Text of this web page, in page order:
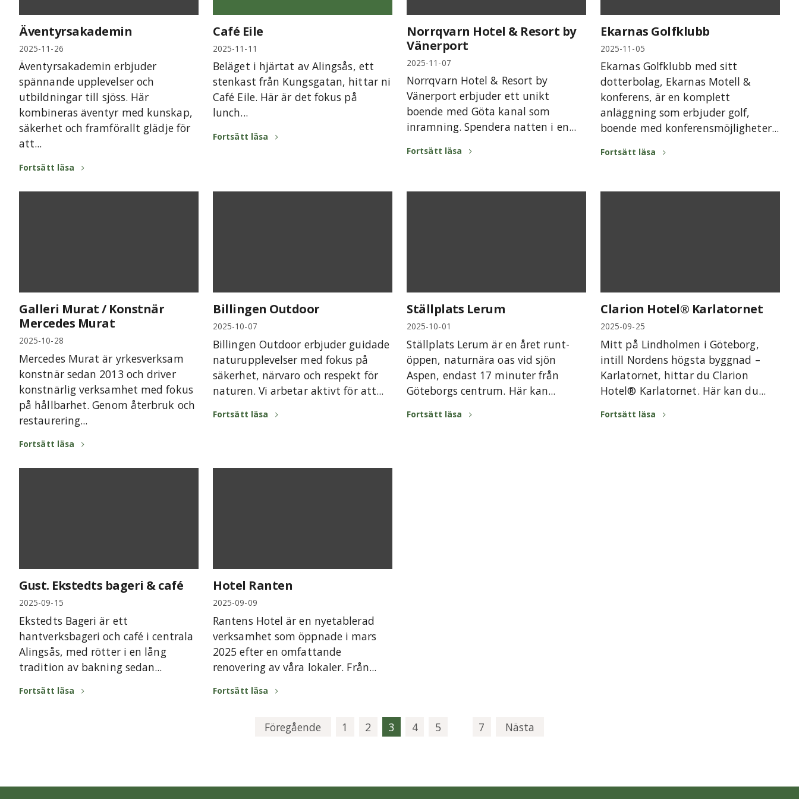
Äventyrsakademin
2025-11-26
Äventyrsakademin erbjuder
spännande upplevelser och
utbildningar till sjöss. Här
kombineras äventyr med kunskap,
säkerhet och framförallt glädje för
att...
Fortsätt läsa
Café Eile
2025-11-11
Beläget i hjärtat av Alingsås, ett
stenkast från Kungsgatan, hittar ni
Café Eile. Här är det fokus på
lunch...
Fortsätt läsa
Norrqvarn Hotel & Resort by
Vänerport
2025-11-07
Norrqvarn Hotel & Resort by
Vänerport erbjuder ett unikt
boende med Göta kanal som
inramning. Spendera natten i en...
Fortsätt läsa
Ekarnas Golfklubb
2025-11-05
Ekarnas Golfklubb med sitt
dotterbolag, Ekarnas Motell &
konferens, är en komplett
anläggning som erbjuder golf,
boende med konferensmöjligheter...
Fortsätt läsa
Galleri Murat / Konstnär
Mercedes Murat
2025-10-28
Mercedes Murat är yrkesverksam
konstnär sedan 2013 och driver
konstnärlig verksamhet med fokus
på hållbarhet. Genom återbruk och
restaurering...
Fortsätt läsa
Billingen Outdoor
2025-10-07
Billingen Outdoor erbjuder guidade
naturupplevelser med fokus på
säkerhet, närvaro och respekt för
naturen. Vi arbetar aktivt för att...
Fortsätt läsa
Ställplats Lerum
2025-10-01
Ställplats Lerum är en året runt-
öppen, naturnära oas vid sjön
Aspen, endast 17 minuter från
Göteborgs centrum. Här kan...
Fortsätt läsa
Clarion Hotel® Karlatornet
2025-09-25
Mitt på Lindholmen i Göteborg,
intill Nordens högsta byggnad –
Karlatornet, hittar du Clarion
Hotel® Karlatornet. Här kan du...
Fortsätt läsa
Gust. Ekstedts bageri & café
2025-09-15
Ekstedts Bageri är ett
hantverksbageri och café i centrala
Alingsås, med rötter i en lång
tradition av bakning sedan...
Fortsätt läsa
Hotel Ranten
2025-09-09
Rantens Hotel är en nyetablerad
verksamhet som öppnade i mars
2025 efter en omfattande
renovering av våra lokaler. Från...
Fortsätt läsa
Föregående 1 2 3 4 5 7 Nästa